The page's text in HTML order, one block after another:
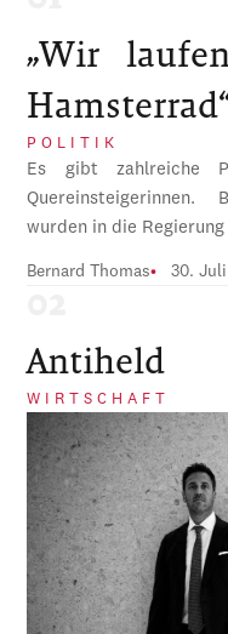
„Wir
POLITIK
Es gibt zahlreiche
Quereinsteigerinnen.
wurden in die
Bernard Thomas 30.
Antiheld
WIRTSCHAFT